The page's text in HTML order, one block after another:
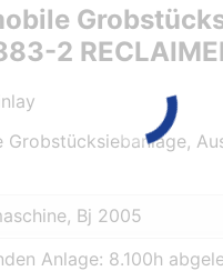
2
Grobstücksiebanlage,
Bj 2005
Anlage: 8.100h